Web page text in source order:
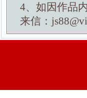
4、如因作品
来信：